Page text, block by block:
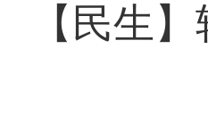
【民生